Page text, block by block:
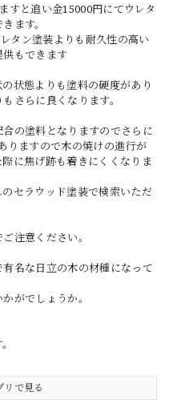
すと追い金15000円にてウレタ
ます。
タン塗装よりも耐久性の高い
もできます
状態よりも塗料の硬度があり
さらに良くなります。
の塗料となりますのでさらに
りますので木の焼けの進行が
に焦げ跡も着きにくくなりま
セラウッド塗装で検索いただ
注意ください。
名な日立の木の材種になって
がでしょうか。
リで見る